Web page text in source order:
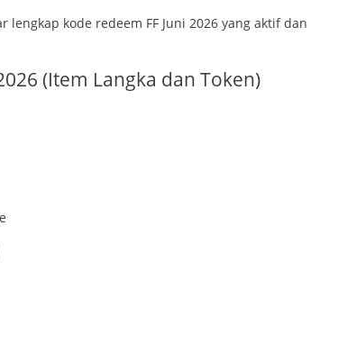
kode redeem FF Juni 2026 yang aktif dan
(Item Langka dan Token)